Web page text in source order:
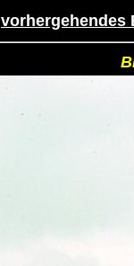
vorhergehendes